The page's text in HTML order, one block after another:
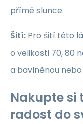
přímé slunce.
Šití: Pro šití této
o velikosti 70, 80
a bavlněnou
Nakupte si
radost do